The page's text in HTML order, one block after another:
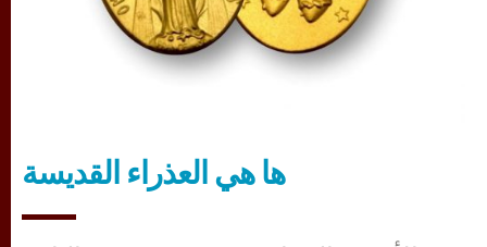
ها هي العذراء القديسة